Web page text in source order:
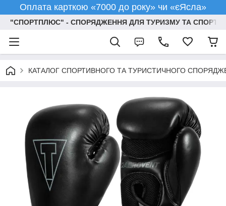
Оплата карткою «7000 до року» чи «єЯсла»
"СПОРТПЛЮС" - СПОРЯДЖЕННЯ ДЛЯ ТУРИЗМУ ТА СПОРТУ
КАТАЛОГ СПОРТИВНОГО ТА ТУРИСТИЧНОГО